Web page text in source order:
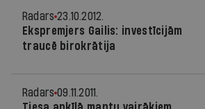
Radars 23.10.2012.
Ekspremjers Gailis: investīcijām
traucē birokrātija
Radars 09.11.2011.